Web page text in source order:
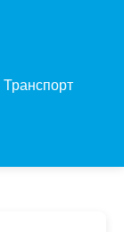
Транспорт